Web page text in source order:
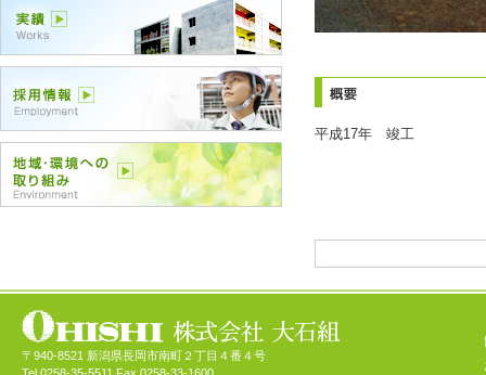
平成17年 竣工
〒940-8521 新潟県長岡市南町２丁目４番４号